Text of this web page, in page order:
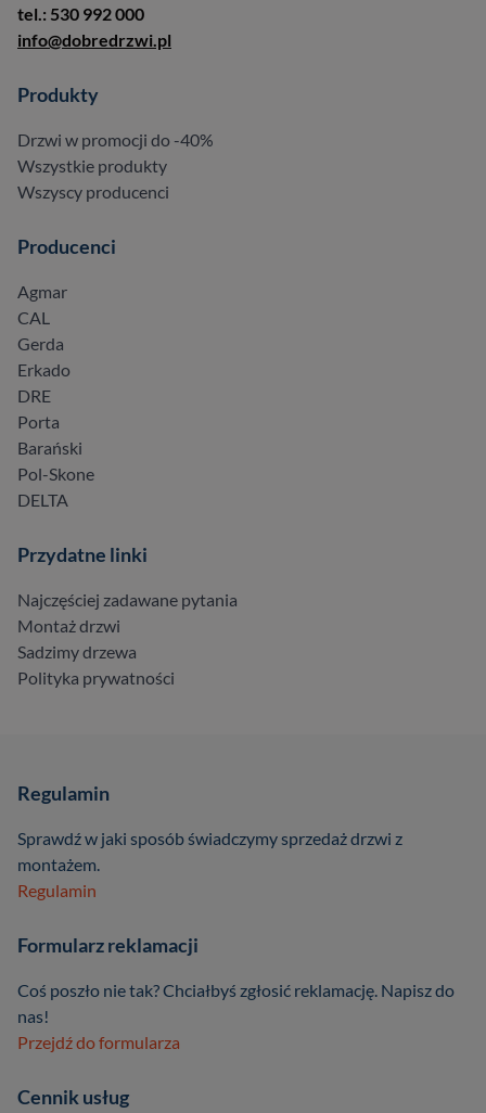
tel.: 530 992 000
info@dobredrzwi.pl
Produkty
Drzwi w promocji do -40%
Wszystkie produkty
Wszyscy producenci
Producenci
Agmar
CAL
Gerda
Erkado
DRE
Porta
Barański
Pol-Skone
DELTA
Przydatne linki
Najczęściej zadawane pytania
Montaż drzwi
Sadzimy drzewa
Polityka prywatności
Regulamin
Sprawdź w jaki sposób świadczymy sprzedaż drzwi z
montażem.
Regulamin
Formularz reklamacji
Coś poszło nie tak? Chciałbyś zgłosić reklamację. Napisz do
nas!
Przejdź do formularza
Cennik usług